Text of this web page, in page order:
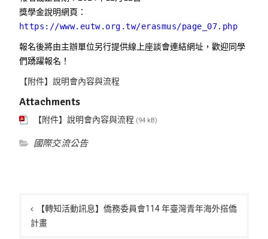
獎學金說明網頁：
https://www.eutw.org.tw/erasmus/page_07.php
報名後將由主辦單位另行提供線上座談會連結網址，歡迎同學
們踴躍報名！
【附件】說明會內容與流程
Attachments
【附件】說明會內容與流程 (94 kB)
國際交流公告
章
導
【轉知活動訊息】僑務委員會114 年臺灣青年海外搭僑
計畫